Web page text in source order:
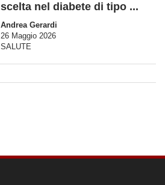
scelta nel diabete di tipo ...
Andrea Gerardi
26 Maggio 2026
SALUTE